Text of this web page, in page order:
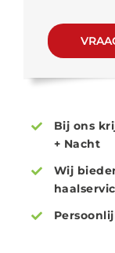
Bij ons
+ Nacht
Wij